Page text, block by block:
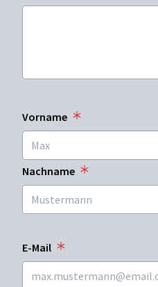
Vorname
Nachname
E-Mail